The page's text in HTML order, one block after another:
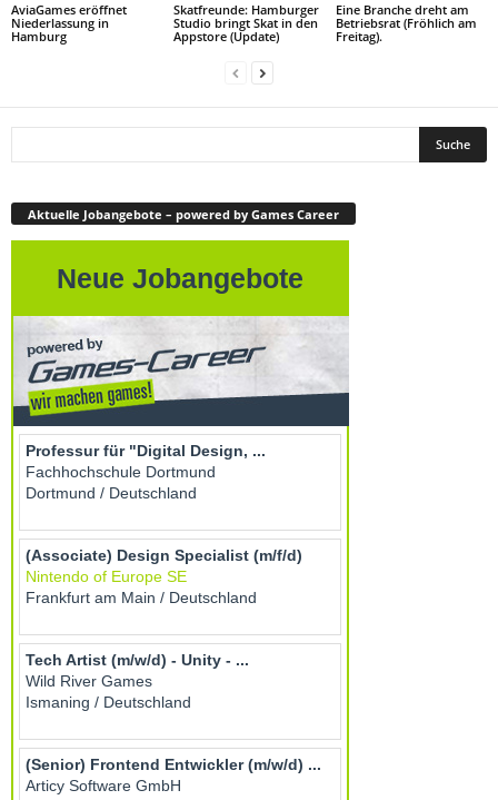
AviaGames eröffnet
Niederlassung in
Hamburg
Skatfreunde: Hamburger
Studio bringt Skat in den
Appstore (Update)
Eine Branche dreht am
Betriebsrat (Fröhlich am
Freitag).
Aktuelle Jobangebote – powered by Games Career